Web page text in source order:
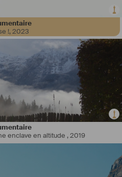
!,2023
enclave en altitude ,2019